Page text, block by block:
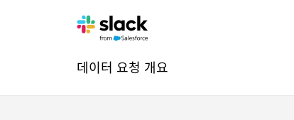
추
데이터 요청 개요페